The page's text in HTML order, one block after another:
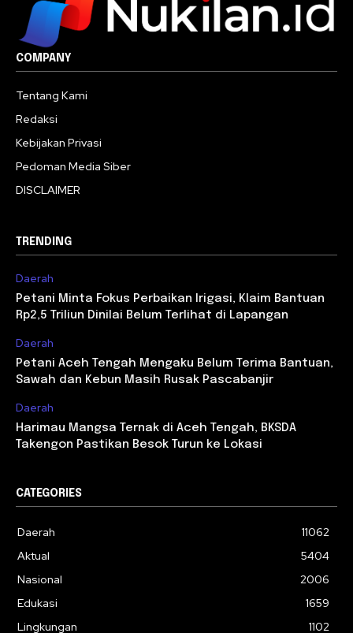
COMPANY
Tentang Kami
Redaksi
Kebijakan Privasi
Pedoman Media Siber
DISCLAIMER
TRENDING
Daerah
Petani Minta Fokus Perbaikan Irigasi, Klaim Bantuan
Rp2,5 Triliun Dinilai Belum Terlihat di Lapangan
Daerah
Petani Aceh Tengah Mengaku Belum Terima Bantuan,
Sawah dan Kebun Masih Rusak Pascabanjir
Daerah
Harimau Mangsa Ternak di Aceh Tengah, BKSDA
Takengon Pastikan Besok Turun ke Lokasi
CATEGORIES
Daerah
11062
Aktual
5404
Nasional
2006
Edukasi
1659
Lingkungan
1102